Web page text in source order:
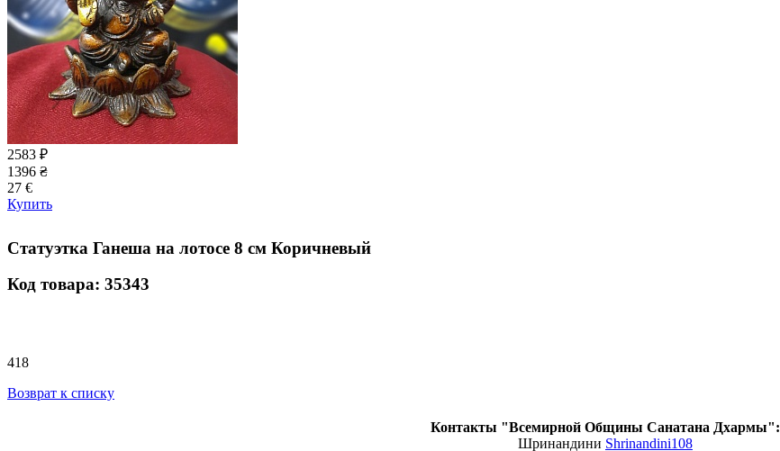
2583 ₽
1396 ₴
27 €
Купить
Статуэтка Ганеша на лотосе 8 см Коричневый
Код товара: 35343
418
Возврат к списку
Контакты "Всемирной Общины Санатана Дхармы":
Шринандини Shrinandini108